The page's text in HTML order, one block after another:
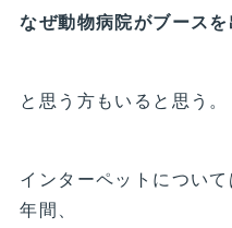
なぜ動物病院がブースを
と思う方もいると思う。
インターペットについ
年間、